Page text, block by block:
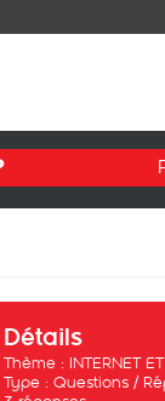
Détails
Thème : INTERNET
Type : Questions /